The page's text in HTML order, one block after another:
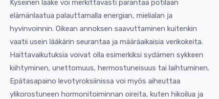
Kyseinen lääke voi merkittävästi parantaa potilaan
elämänlaatua palauttamalla energian, mielialan ja
hyvinvoinnin. Oikean annoksen saavuttaminen kuitenkin
vaatii usein lääkärin seurantaa ja määräaikaisia verikokeita.
Haittavaikutuksia voivat olla esimerkiksi sydämen sykkeen
kiihtyminen, unettomuus, hermostuneisuus tai laihtuminen.
Epätasapaino levotyroksiinissa voi myös aiheuttaa
ylikorostuneen hormonitoiminnan oireita, kuten hikoilua ja